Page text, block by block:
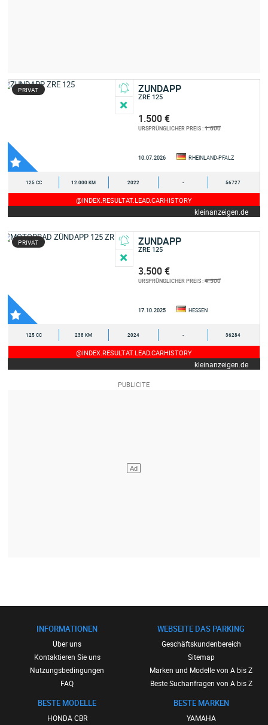
PRIVAT ZUNDAPP
ZRE 125
1.500 €
URSPRÜNGLICHER PREIS :1.600
10.07.2026 RHEINLAND-PFALZ
125 CC 12.000 KM 2022 - 56727
@INDEX.RESULTAT.LEAD.CARHISTORY
kleinanzeigen.de
PRIVAT ZUNDAPP
ZRE 125
3.500 €
URSPRÜNGLICHER PREIS :4.500
17.10.2025 HESSEN
125 CC 238 KM 2024 - 36284
@INDEX.RESULTAT.LEAD.CARHISTORY
kleinanzeigen.de
INFORMATIONEN
Über uns
Kontaktieren Sie uns
Nutzungsbedingungen
FAQ
BESTE MODELLE
HONDA CBR
WEBSEITE DAS PARKING
Geschäftskundenbereich
Sitemap
Marken und Modelle von A bis Z
Beste Suchanfragen von A bis Z
BESTE MARKEN
YAMAHA